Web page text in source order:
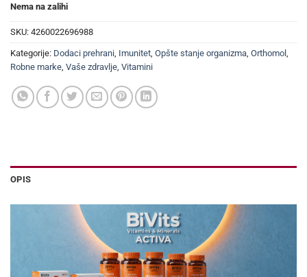
Nema na zalihi
SKU: 4260022696988
Kategorije: Dodaci prehrani Imunitet Opšte stanje organizma Orthomol
Robne marke Vaše zdravlje Vitamini
OPIS